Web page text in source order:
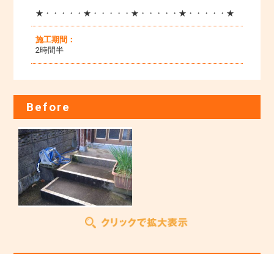
★・・・・・★・・・・・★・・・・・★・・・・・★
施工期間：
2時間半
Before